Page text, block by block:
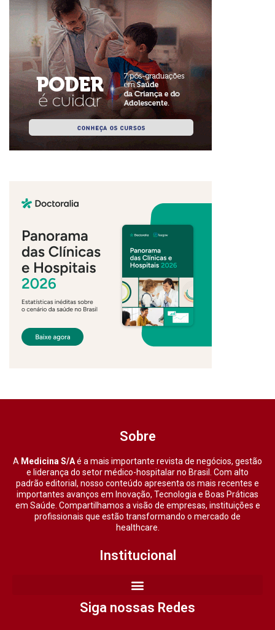
Sobre
A Medicina S/Aé a mais importante revista de negócios, gestão
e liderança do setor médico-hospitalar no Brasil. Com alto
padrão editorial, nosso conteúdo apresenta os mais recentes e
importantes avanços em Inovação, Tecnologia e Boas Práticas
em Saúde. Compartilhamos a visão de empresas, instituições e
profissionais que estão transformando o mercado de
healthcare.
Institucional
Siga nossas Redes